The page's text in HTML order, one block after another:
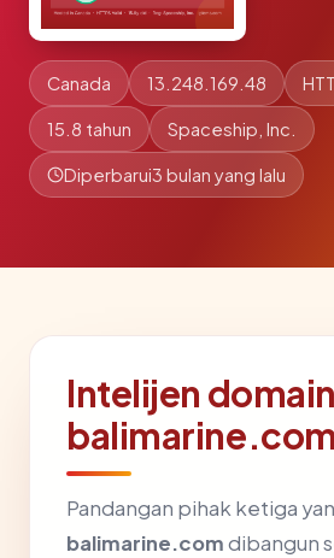
Canada 13.248.169.48
15.8 tahun Spaceship, Inc.
Diperbarui3 bulan yang lalu
Intelijen
balimarine.com
Pandangan pihak ketiga
balimarine.comdibangun